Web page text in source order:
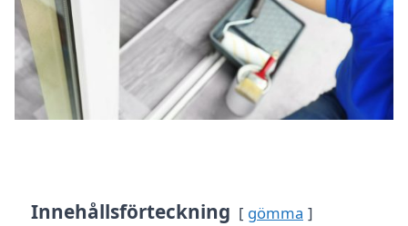
Innehållsförteckning gömma